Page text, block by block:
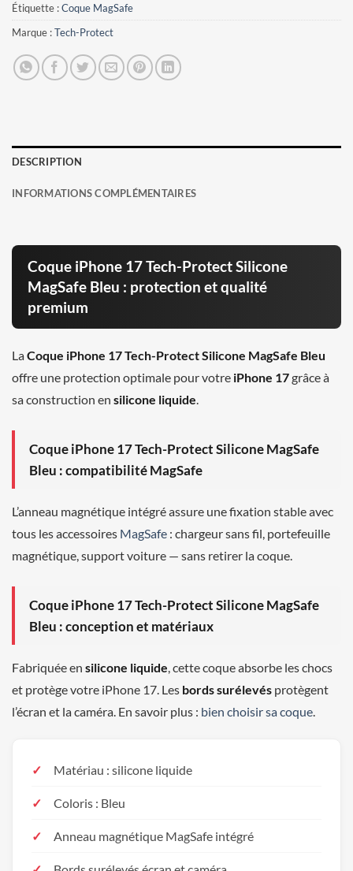
Étiquette :Coque MagSafe
Marque :Tech-Protect
DESCRIPTION
INFORMATIONS COMPLÉMENTAIRES
Coque iPhone 17 Tech-Protect Silicone
MagSafe Bleu : protection et qualité
premium
LaCoque iPhone 17 Tech-Protect Silicone MagSafe Bleu
offre une protection optimale pour votre iPhone 17grâce à
sa construction en silicone liquide
Coque iPhone 17 Tech-Protect Silicone MagSafe
Bleu : compatibilité MagSafe
L’anneau magnétique intégré assure une fixation stable avec
tous les accessoires MagSafe : chargeur sans fil, portefeuille
magnétique, support voiture — sans retirer la coque.
Coque iPhone 17 Tech-Protect Silicone MagSafe
Bleu : conception et matériaux
Fabriquée en silicone liquide , cette coque absorbe les chocs
et protège votre iPhone 17. Les bords surélevés protègent
l’écran et la caméra. En savoir plus : bien choisir sa coque
Matériau : silicone liquide
Coloris : Bleu
Anneau magnétique MagSafe intégré